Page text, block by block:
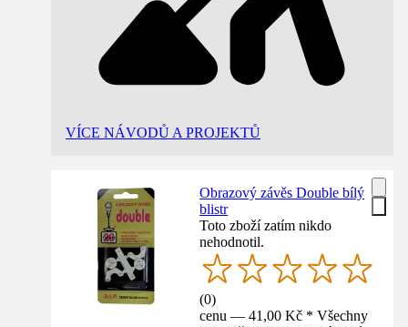
VÍCE NÁVODŮ A PROJEKTŮ
Obrazový závěs Double bílý
blistr
Toto zboží zatím nikdo
nehodnotil.
(0)
cenu — 41,00 Kč * Všechny